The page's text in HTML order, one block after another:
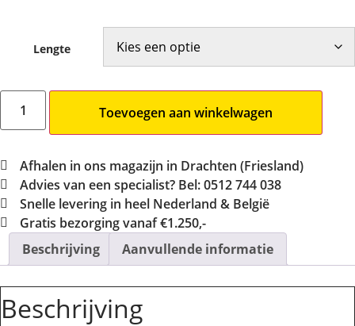
Lengte
Toevoegen aan winkelwagen
Afhalen in ons magazijn in Drachten (Friesland)
Advies van een specialist? Bel: 0512 744 038
Snelle levering in heel Nederland & België
Gratis bezorging vanaf €1.250,-
Beschrijving
Aanvullende informatie
Beschrijving